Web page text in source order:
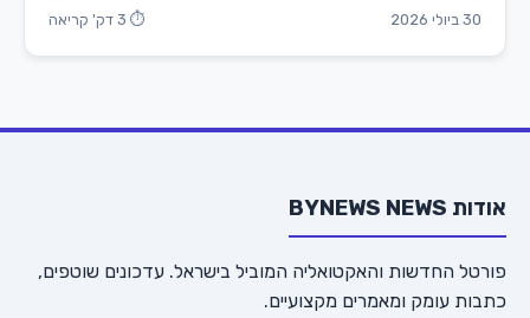
30 ביולי 2026 ⏱ 3 דק' קריאה
אודות BYNEWS NEWS
פורטל החדשות והאקטואליה המוביל בישראל. עדכונים שוטפים,
כתבות עומק ומאמרים מקצועיים.